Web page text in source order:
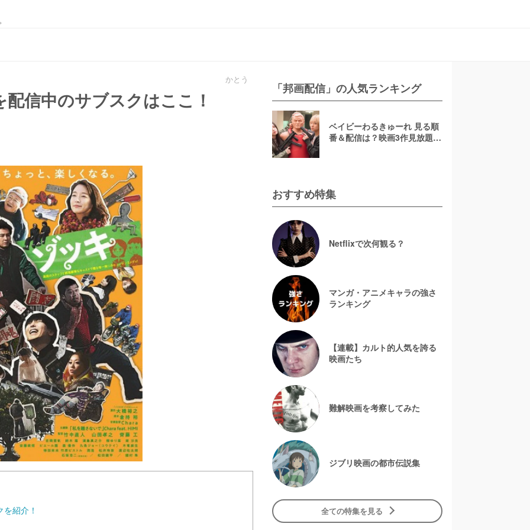
かとう
信中のサブスクはここ！
紹介！
「邦画配信」の人気ランキング
ベイビーわるきゅーれ 見る順
番＆配信は？映画3作見放題は
おすすめ特集
Netflixで次何観る？
マンガ・アニメキャラの強さ
ランキング
【連載】カルト的人気を誇る
映画たち
難解映画を考察してみた
ジブリ映画の都市伝説集
全ての特集を見る